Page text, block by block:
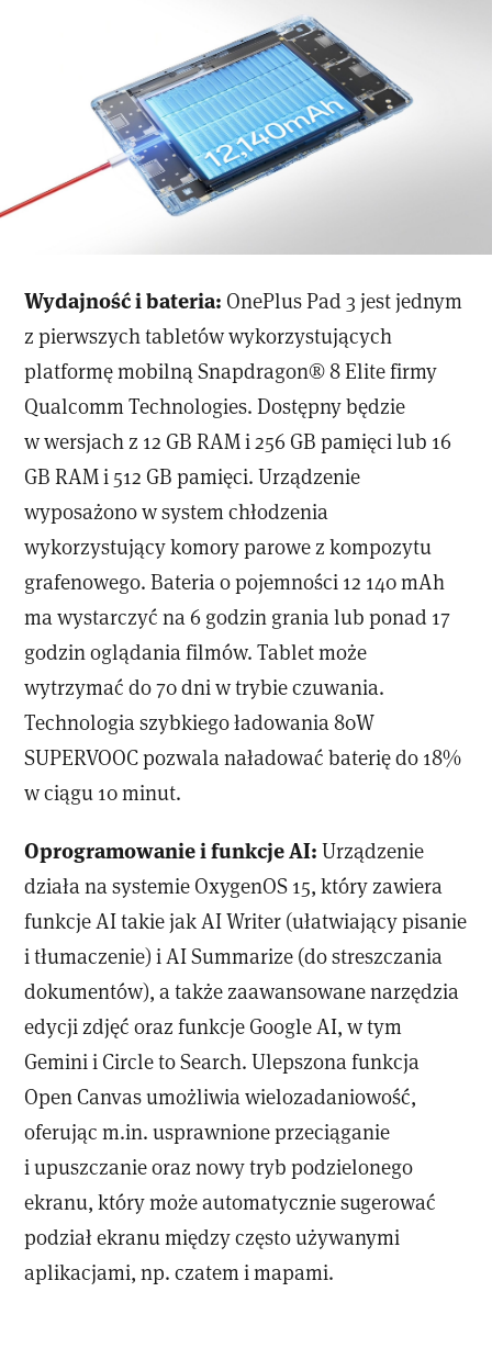
Wydajność i bateria: OnePlus Pad 3 jest jednym
z pierwszych tabletów wykorzystujących
platformę mobilną Snapdragon® 8 Elite firmy
Qualcomm Technologies. Dostępny będzie
w wersjach z 12 GB RAM i 256 GB pamięci lub 16
GB RAM i 512 GB pamięci. Urządzenie
wyposażono w system chłodzenia
wykorzystujący komory parowe z kompozytu
grafenowego. Bateria o pojemności 12 140 mAh
ma wystarczyć na 6 godzin grania lub ponad 17
godzin oglądania filmów. Tablet może
wytrzymać do 70 dni w trybie czuwania.
Technologia szybkiego ładowania 80W
SUPERVOOC pozwala naładować baterię do 18%
w ciągu 10 minut.
Oprogramowanie i funkcje AI: Urządzenie
działa na systemie OxygenOS 15, który zawiera
funkcje AI takie jak AI Writer (ułatwiający pisanie
i tłumaczenie) i AI Summarize (do streszczania
dokumentów), a także zaawansowane narzędzia
edycji zdjęć oraz funkcje Google AI, w tym
Gemini i Circle to Search. Ulepszona funkcja
Open Canvas umożliwia wielozadaniowość,
oferując m.in. usprawnione przeciąganie
i upuszczanie oraz nowy tryb podzielonego
ekranu, który może automatycznie sugerować
podział ekranu między często używanymi
aplikacjami, np. czatem i mapami.